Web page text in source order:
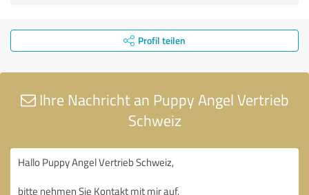
Profil teilen
Ihre Nachricht an Puppy Angel Vertrieb
Schweiz